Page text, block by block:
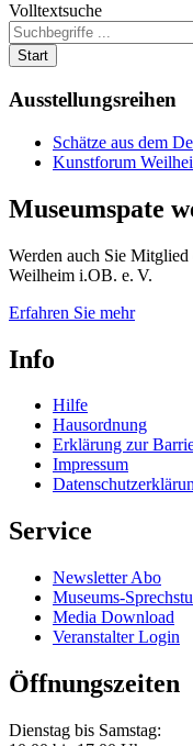
Volltextsuche
Start
Ausstellungsreihen
Schätze aus dem
Kunstforum
Museumspate
Werden auch Sie Mitglied
Weilheim i.OB. e. V.
Erfahren Sie mehr
Info
Hilfe
Hausordnung
Erklärung zur
Impressum
Service
Newsletter Abo
Museums-
Media Download
Veranstalter Login
Öffnungszeiten
Dienstag bis Samstag: